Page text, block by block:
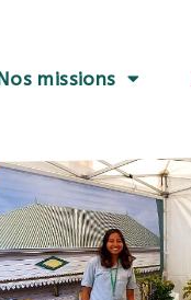
missions